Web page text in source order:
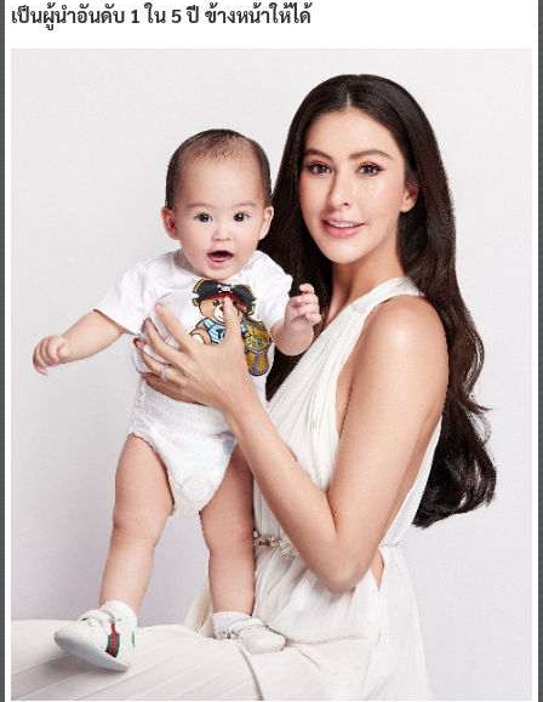
เป็นผู้นำอันดับ 1 ใน 5 ปี ข้างหน้าให้ได้